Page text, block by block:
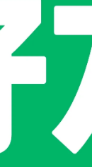
的蚊香形狀